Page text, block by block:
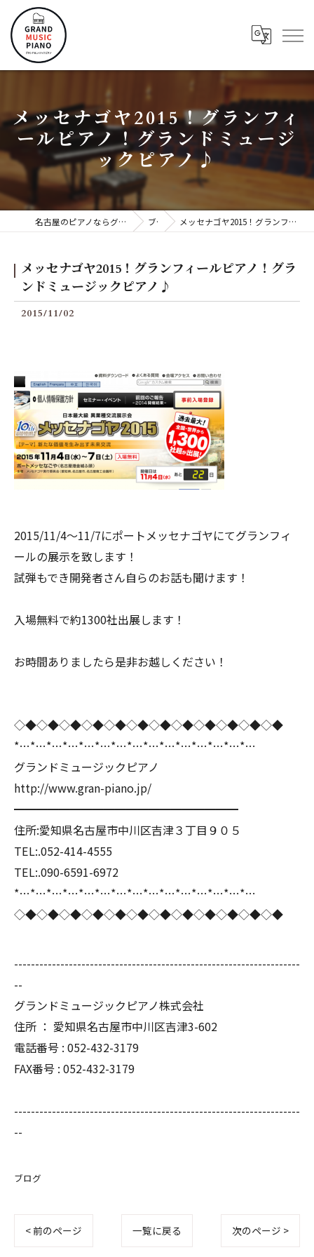
メッセナゴヤ2015！グランフィ
ールピアノ！グランドミュージ
ックピアノ♪
名古屋のピアノならグランドミュージックピアノ株式会社 ブログ メッセナゴヤ2015！グランフィールピアノ！グランドミュージックピアノ♪
メッセナゴヤ2015！グランフィールピアノ！グラ
ンドミュージックピアノ♪
2015/11/02
2015/11/4〜11/7にポートメッセナゴヤにてグランフィ
ールの展示を致します！
試弾もでき開発者さん自らのお話も聞けます！
入場無料で約1300社出展します！
お時間ありましたら是非お越しください！
◇◆◇◆◇◆◇◆◇◆◇◆◇◆◇◆◇◆◇◆◇◆◇◆
*…*…*…*…*…*…*…*…*…*…*…*…*…*…*…
グランドミュージックピアノ
http://www.gran-piano.jp/
━━━━━━━━━━━━━━━━━━━━
住所:愛知県名古屋市中川区吉津３丁目９０５
TEL:.052-414-4555
TEL:.090-6591-6972
*…*…*…*…*…*…*…*…*…*…*…*…*…*…*…
◇◆◇◆◇◆◇◆◇◆◇◆◇◆◇◆◇◆◇◆◇◆◇◆
--------------------------------------------------------------------
--
グランドミュージックピアノ株式会社
住所 ： 愛知県名古屋市中川区吉津3-602
電話番号 : 052-432-3179
FAX番号 : 052-432-3179
--------------------------------------------------------------------
--
ブログ
< 前のページ 一覧に戻る 次のページ >